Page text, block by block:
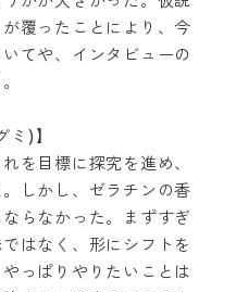
覆ったことにより、今
てや、インタビューの
ミ)】
を目標に探究を進め、
しかし、ゼラチンの香
らなかった。まずすぎ
はなく、形にシフトを
っぱりやりたいことは